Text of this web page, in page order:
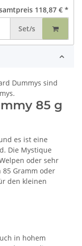
118,87 € *
Set/s
Dummys sind
85 g
es ist eine
Die Mystique
oder sehr
Gramm oder
den kleinen
in hohem